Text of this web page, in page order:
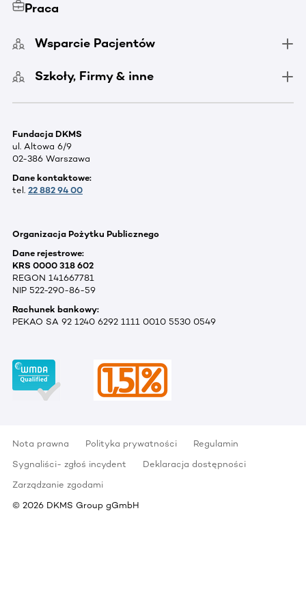
Praca
Wsparcie Pacjentów
Szkoły, Firmy & inne
Fundacja DKMS
ul. Altowa 6/9
02-386 Warszawa
Dane kontaktowe:
tel. 22 882 94 00
Organizacja Pożytku Publicznego
Dane rejestrowe:
KRS 0000 318 602
REGON 141667781
NIP 522-290-86-59
Rachunek bankowy:
PEKAO SA 92 1240 6292 1111 0010 5530 0549
Nota prawna Polityka prywatności
Regulamin
Sygnaliści- zgłoś incydent
Deklaracja dostępności
Zarządzanie zgodami
© 2026 DKMS Group gGmbH